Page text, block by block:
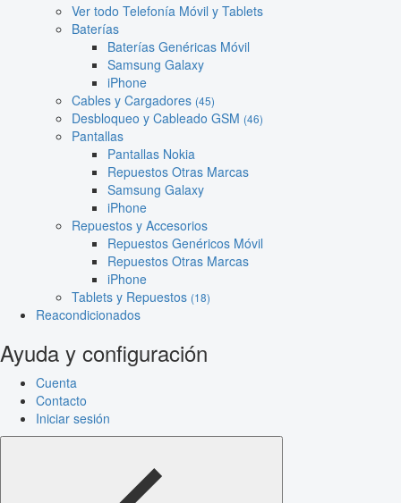
Ver todo Telefonía Móvil y Tablets
Baterías
Baterías Genéricas Móvil
Samsung Galaxy
iPhone
Cables y Cargadores (45)
Desbloqueo y Cableado GSM (46)
Pantallas
Pantallas Nokia
Repuestos Otras Marcas
Samsung Galaxy
iPhone
Repuestos y Accesorios
Repuestos Genéricos Móvil
Repuestos Otras Marcas
iPhone
Tablets y Repuestos (18)
Reacondicionados
Ayuda y configuración
Cuenta
Contacto
Iniciar sesión